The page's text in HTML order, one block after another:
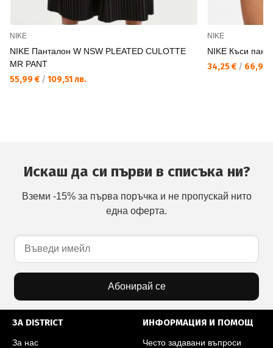
NIKE
NIKE Панталон W NSW PLEATED CULOTTE
MR PANT
55,99 € / 109,51 лв.
NIKE
NIKE Къси
34,25 € / 66,99
Искаш да си първи в списъка ни?
Вземи -15% за първа поръчка и не пропускай нито
една оферта.
Абонирай се
ЗА DISTRICT
За нас
ИНФОРМАЦИЯ И ПОМОЩ
Често задавани въпроси